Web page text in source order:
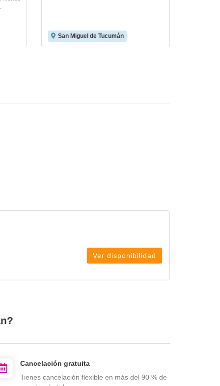
San Miguel de Tucumán
Ver disponibilidad
Cancelación gratuita
Tienes cancelación flexible en más del 90 % de